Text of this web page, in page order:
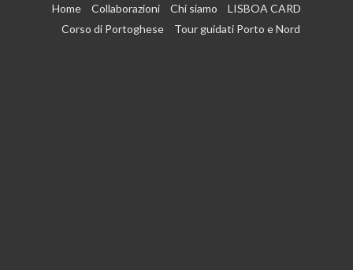
Home Collaborazioni Chi siamo
LISBOA CARD
Corso di Portoghese
Tour guidati Porto e Nord